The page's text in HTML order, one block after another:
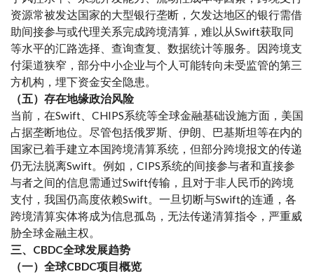
资源常被发达国家的大型银行垄断，欠发达地区的银行需借
助间接参与或代理关系完成跨境清算，难以从Swift获取同
等水平的汇路选择、查询查复、数据统计等服务。因跨境支
付渠道狭窄，部分中小企业与个人可能转向未受监管的第三
方机构，埋下资金安全隐患。
（五）存在地缘政治风险
当前，在Swift、CHIPS系统等全球金融基础设施方面，美国
占据垄断地位。尽管包括俄罗斯、伊朗、巴基斯坦等在内的
国家已着手建立本国跨境清算系统，但部分跨境报文的传递
仍无法脱离Swift。例如，CIPS系统的间接参与者和直接参
与者之间的信息需通过Swift传输，且对于非人民币的跨境
支付，我国仍高度依赖Swift。一旦切断与Swift的连通，各
跨境清算实体将成为信息孤岛，无法传递清算指令，严重威
胁全球金融主权。
三、CBDC全球发展趋势
（一）全球CBDC项目概览